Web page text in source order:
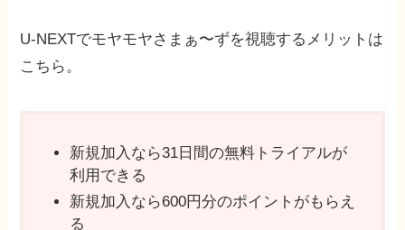
U-NEXTでモヤモヤさまぁ〜ずを視聴するメリットは
こちら。
新規加入なら31日間の無料トライアルが
利用できる
新規加入なら600円分のポイントがもらえ
る